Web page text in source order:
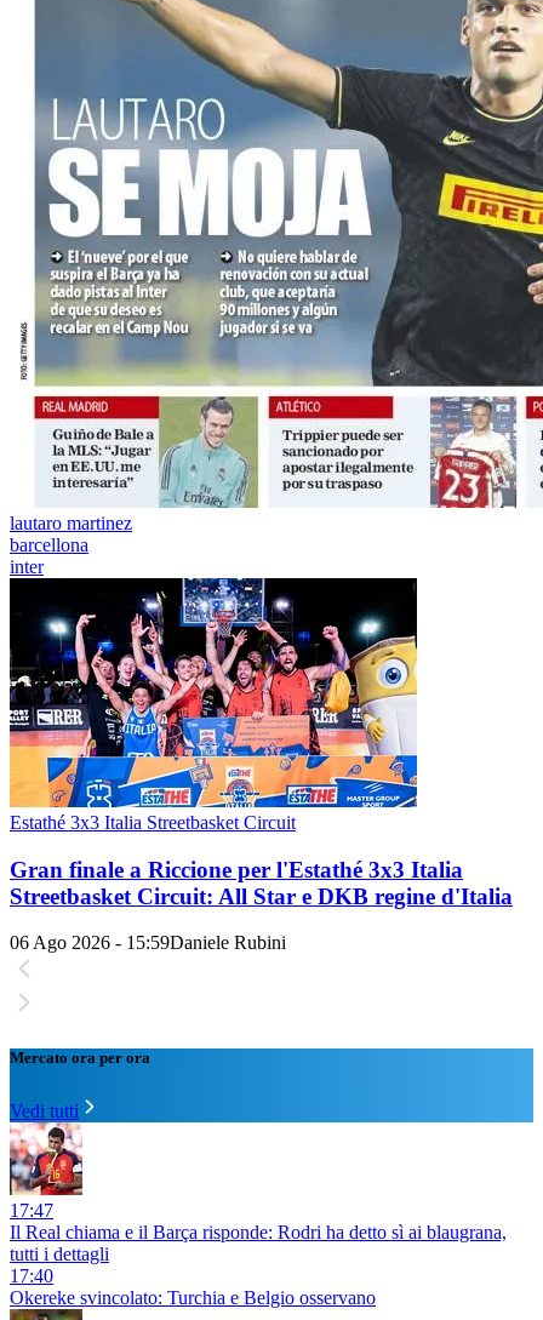
lautaro martinez
barcellona
inter
Estathé 3x3 Italia Streetbasket Circuit
Gran finale a Riccione per l'Estathé 3x3 Italia
Streetbasket Circuit: All Star e DKB regine d'Italia
06 Ago 2026 - 15:59Daniele Rubini
Mercato ora per ora
Vedi tutti
17:47
Il Real chiama e il Barça risponde: Rodri ha detto sì ai blaugrana,
tutti i dettagli
17:40
Okereke svincolato: Turchia e Belgio osservano